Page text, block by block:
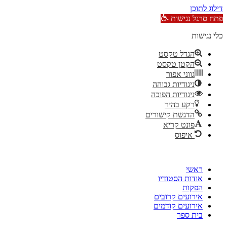
דילוג לתוכן
פתח סרגל נגישות
כלי נגישות
הגדל טקסט
הקטן טקסט
גווני אפור
ניגודיות גבוהה
ניגודיות הפוכה
רקע בהיר
הדגשת קישורים
פונט קריא
איפוס
ראשי
אודות הסטודיו
הפקות
אירועים קרובים
אירועים קודמים
בית ספר